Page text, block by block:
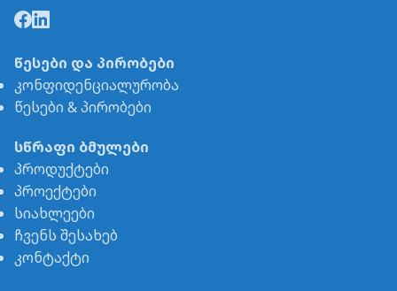
წესები და პირობები
კონფიდენციალურობა
წესები & პირობები
სწრაფი ბმულები
პროდუქტები
პროექტები
სიახლეები
ჩვენს შესახებ
კონტაქტი